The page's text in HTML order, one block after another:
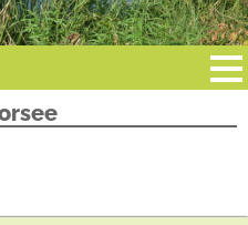
Weserbergland und erleben Sie